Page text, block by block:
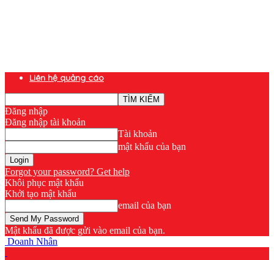
Liên hệ quảng cáo
Đăng nhập
Đăng nhập tài khoản
Tài khoản
mật khẩu của bạn
Forgot your password? Get help
Khôi phục mật khẩu
Khởi tạo mật khẩu
email của bạn
Mật khẩu đã được gửi vào email của bạn.
Doanh Nhân